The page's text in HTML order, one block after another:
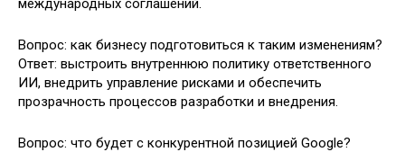
Вопрос: как бизнесу подготовиться к таким изменениям?
Ответ: выстроить внутреннюю политику ответственного
ИИ, внедрить управление рисками и обеспечить
прозрачность процессов разработки и внедрения.
Вопрос: что будет с конкурентной позицией Google?